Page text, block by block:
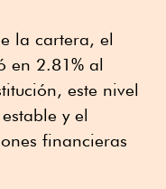
la cartera, el
en 2.81% al
este nivel
y el
financieras